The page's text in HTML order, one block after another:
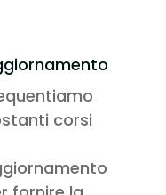
corsi